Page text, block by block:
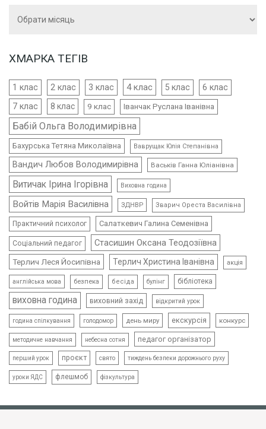
ХМАРКА ТЕГІВ
1 клас 2 клас 3 клас 4 клас 5 клас 6 клас
7 клас 8 клас 9 клас Іванчак Руслана Іванівна
Бабій Ольга Володимирівна
Бахурська Тетяна Миколаївна Ваврущак Юлія Степанівна
Вандич Любов Володимирівна Васьків Ганна Юліанівна
Витичак Ірина Ігорівна Виховна година
Войтів Марія Василівна ЗДНВР Зварич Ореста Василівна
Практичний психолог Салаткевич Галина Семенівна
Соціальний педагог Стасишин Оксана Теодозіївна
Терлич Леся Йосипівна Терлич Христина Іванівна акція
англійська мова безпека бесіда булінг бібліотека
виховна година виховний захід відкритий урок
година спілкування голодомор день миру екскурсія конкурс
методичне навчання небесна сотня педагог організатор
перший урок проєкт свято тиждень безпеки дорожнього руху
уроки ЯДС флешмоб фізкультура